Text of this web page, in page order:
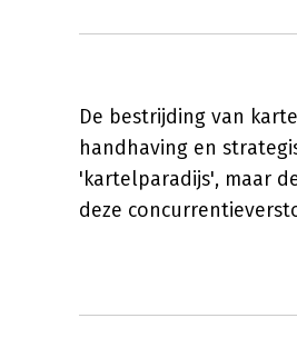
De bestrijding van
handhaving en
'kartelparadijs', maar
deze